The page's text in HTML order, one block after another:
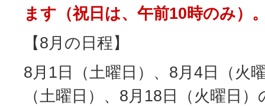
ます（祝日は、午前10時のみ）
【8月の日程】
8月1日（土曜日）、8月4日（火
（土曜日）、8月18日（火曜日